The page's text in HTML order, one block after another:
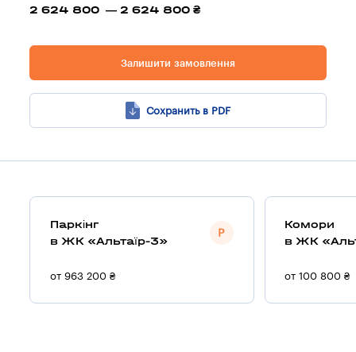
2 624 800 — 2 624 800 ₴
Залишити замовлення
Сохранить в PDF
Паркінг
в ЖК «Альтаїр-3»
от 963 200 ₴
Комори
в ЖК
от 100 800 ₴